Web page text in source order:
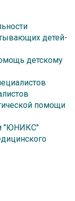
детей-
детскому
помощи
"ЮНИКС"